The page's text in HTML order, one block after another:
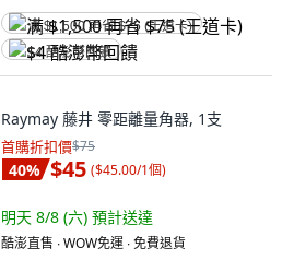
满 $1,500 再省 $75 (王道卡)
$4 酷澎幣回饋
Raymay 藤井 零距離量角器, 1支
首購折扣價$75
40% $45 ($45.00/1個)
明天 8/8 (六) 預計送達
酷澎直售 ∙ WOW免運 ∙ 免費退貨